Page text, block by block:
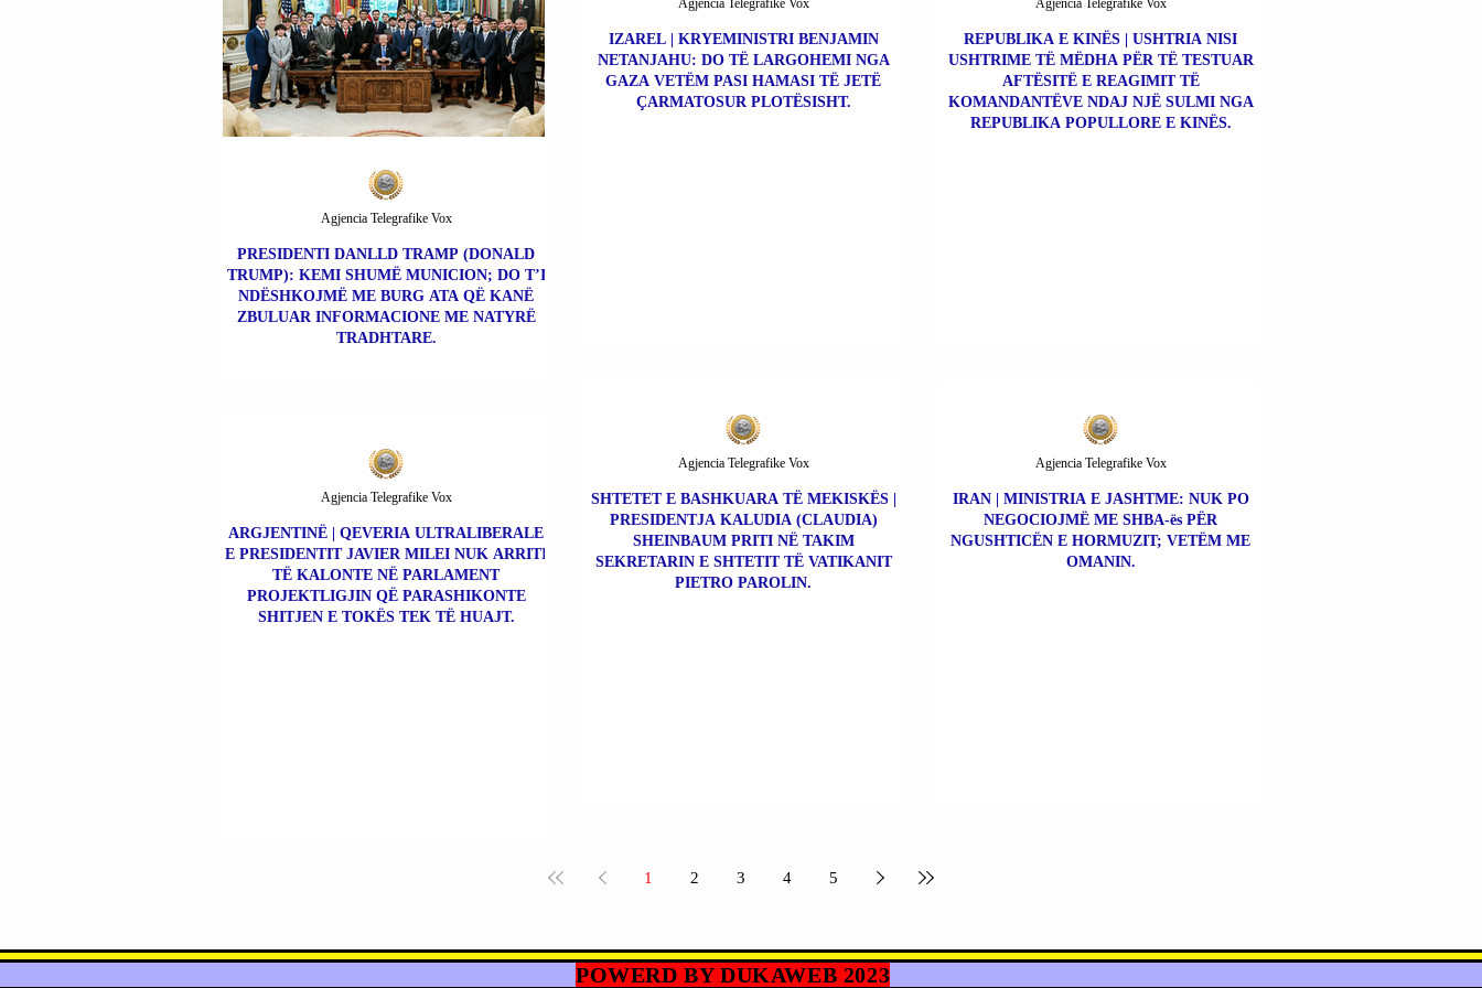
PRESIDENTI DANLLD TRAMP (DONALD
TRUMP): KEMI SHUMË MUNICION; DO T’I
NDËSHKOJMË ME BURG ATA QË KANË
ZBULUAR INFORMACIONE ME NATYRË
TRADHTARE.
Agjencia Telegrafike Vox
IZAREL | KRYEMINISTRI BENJAMIN
NETANJAHU: DO TË LARGOHEMI NGA
GAZA VETËM PASI HAMASI TË JETË
ÇARMATOSUR PLOTËSISHT.
Agjencia Telegrafike Vox
REPUBLIKA E KINËS | USHTRIA NISI
USHTRIME TË MËDHA PËR TË TESTUAR
AFTËSITË E REAGIMIT TË
KOMANDANTËVE NDAJ NJË SULMI NGA
REPUBLIKA POPULLORE E KINËS.
Agjencia Telegrafike Vox
ARGJENTINË | QEVERIA ULTRALIBERALE
E PRESIDENTIT JAVIER MILEI NUK ARRITI
TË KALONTE NË PARLAMENT
PROJEKTLIGJIN QË PARASHIKONTE
SHITJEN E TOKËS TEK TË HUAJT.
Agjencia Telegrafike Vox
SHTETET E BASHKUARA TË MEKISKËS |
PRESIDENTJA KALUDIA (CLAUDIA)
SHEINBAUM PRITI NË TAKIM
SEKRETARIN E SHTETIT TË VATIKANIT
PIETRO PAROLIN.
Agjencia Telegrafike Vox
IRAN | MINISTRIA E JASHTME: NUK PO
NEGOCIOJMË ME SHBA-ës PËR
NGUSHTICËN E HORMUZIT; VETËM ME
OMANIN.
Agjencia Telegrafike Vox
1 2 3 4 5
POWERD BY DUKAWEB 2023